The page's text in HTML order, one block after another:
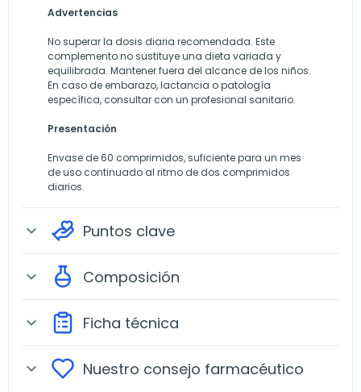
Advertencias
No superar la dosis diaria recomendada. Este
complemento no sustituye una dieta variada y
equilibrada. Mantener fuera del alcance de los niños.
En caso de embarazo, lactancia o patología
específica, consultar con un profesional sanitario.
Presentación
Envase de 60 comprimidos, suficiente para un mes
de uso continuado al ritmo de dos comprimidos
diarios.
expand_more Puntos clave
expand_more Composición
expand_more Ficha técnica
expand_more Nuestro consejo farmacéutico